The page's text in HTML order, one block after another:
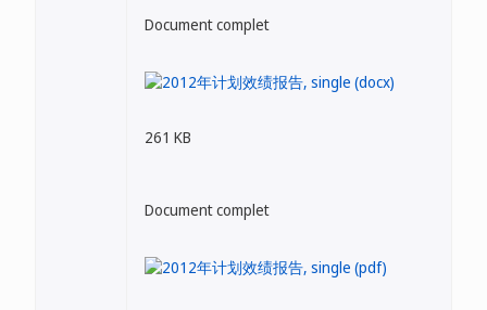
Document complet
261 KB
Document complet